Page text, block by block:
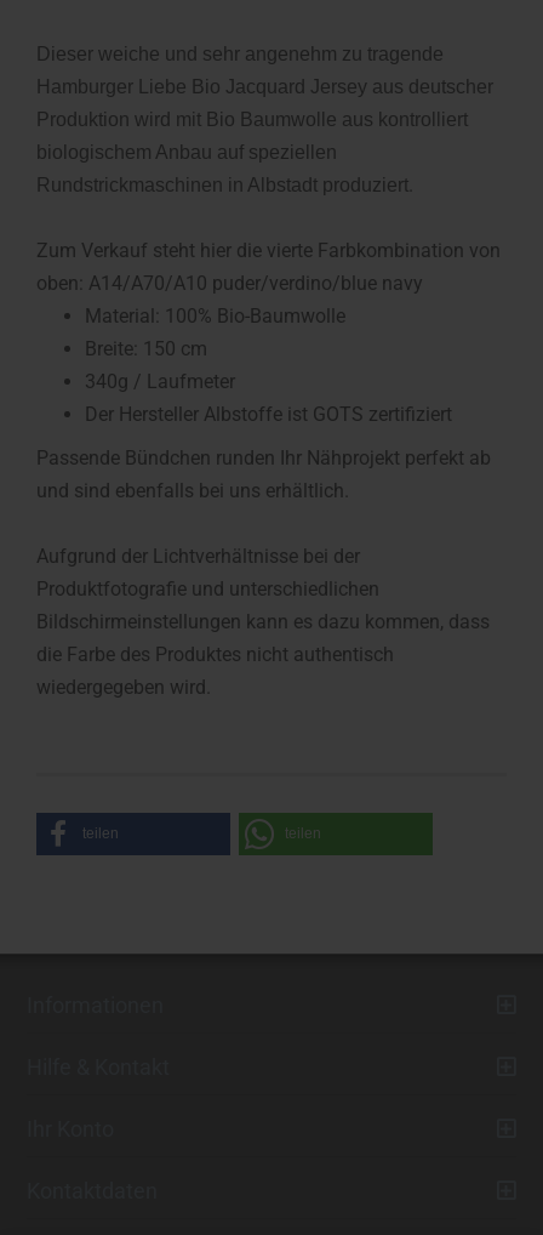
Dieser weiche und sehr angenehm zu tragende
Hamburger Liebe Bio Jacquard Jersey aus deutscher
Produktion wird mit Bio Baumwolle aus kontrolliert
biologischem Anbau auf speziellen
Rundstrickmaschinen in Albstadt produziert
Zum Verkauf steht hier die vierte Farbkombination von
oben: A14/A70/A10 puder/verdino/blue navy
Material: 100% Bio-Baumwolle
Breite: 150 cm
340g / Laufmeter
Der Hersteller Albstoffe ist GOTS zertifiziert
Passende Bündchen runden Ihr Nähprojekt perfekt ab
und sind ebenfalls bei uns erhältlich.
Aufgrund der Lichtverhältnisse bei der
Produktfotografie und unterschiedlichen
Bildschirmeinstellungen kann es dazu kommen, dass
die Farbe des Produktes nicht authentisch
wiedergegeben wird.
teilen teilen